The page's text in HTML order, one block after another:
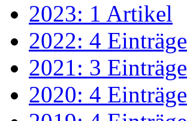
2023: 1 Artikel
2022: 4 Einträge
2021: 3 Einträge
2020: 4 Einträge